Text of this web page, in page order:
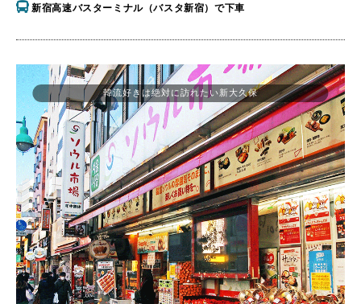
新宿高速バスターミナル（バスタ新宿）で下車
韓流好きは絶対に訪れたい新大久保